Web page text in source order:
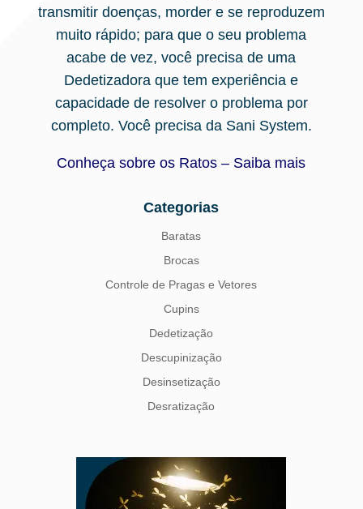
transmitir doenças, morder e se reproduzem
muito rápido; para que o seu problema
acabe de vez, você precisa de uma
Dedetizadora que tem experiência e
capacidade de resolver o problema por
completo. Você precisa da Sani System.
Conheça sobre os Ratos – Saiba mais
Categorias
Baratas
Brocas
Controle de Pragas e Vetores
Cupins
Dedetização
Descupinização
Desinsetização
Desratização
Mosquito Mist
Mosquitos
Percevejo de Cama